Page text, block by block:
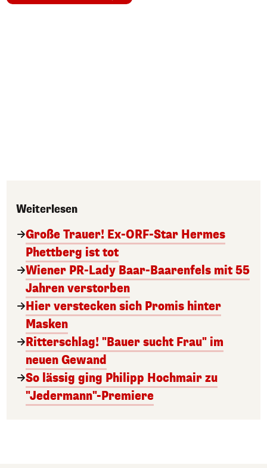
Weiterlesen
Große Trauer! Ex-ORF-Star Hermes
Phettberg ist tot
Wiener PR-Lady Baar-Baarenfels mit 55
Jahren verstorben
Hier verstecken sich Promis hinter
Masken
Ritterschlag! "Bauer sucht Frau" im
neuen Gewand
So lässig ging Philipp Hochmair zu
"Jedermann"-Premiere